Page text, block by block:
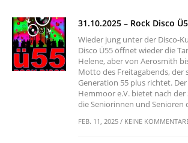
31.10.2025 – Rock Disco
Wieder jung unter der Disco-
Disco Ü55 öffnet wieder die
Helene, aber von Aerosmith
Motto des Freitagabends, der
Generation 55 plus richtet.
Hemmoor e.V. bietet nach
die Seniorinnen und Senioren
FEB. 11, 2025 / KEINE